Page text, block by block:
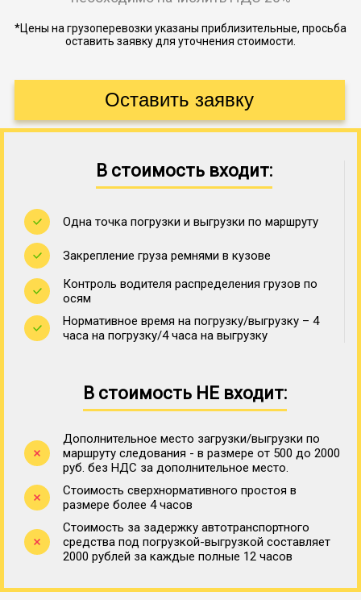
*Цены на грузоперевозки указаны приблизительные, просьба
оставить заявку для уточнения стоимости.
В стоимость входит:
Одна точка погрузки и выгрузки по маршруту
Закрепление груза ремнями в кузове
Контроль водителя распределения грузов по
осям
Нормативное время на погрузку/выгрузку – 4
часа на погрузку/4 часа на выгрузку
В стоимость НЕ входит:
Дополнительное место загрузки/выгрузки по
маршруту следования - в размере от 500 до 2000
руб. без НДС за дополнительное место.
Стоимость сверхнормативного простоя в
размере более 4 часов
Стоимость за задержку автотранспортного
средства под погрузкой-выгрузкой составляет
2000 рублей за каждые полные 12 часов